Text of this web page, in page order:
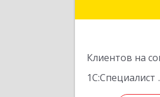
Клиентов на
1С:Специалист